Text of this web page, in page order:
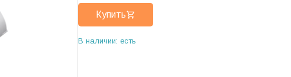
Купить
В наличии: есть